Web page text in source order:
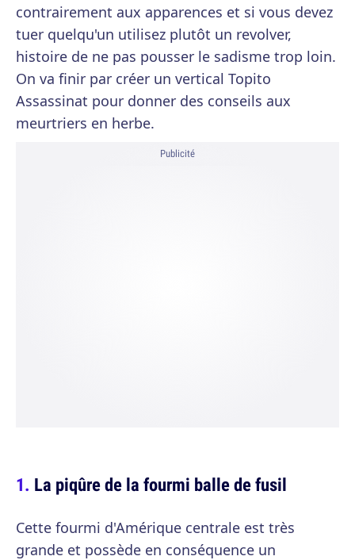
contrairement aux apparences et si vous devez
tuer quelqu'un utilisez plutôt un revolver,
histoire de ne pas pousser le sadisme trop loin.
On va finir par créer un vertical Topito
Assassinat pour donner des conseils aux
meurtriers en herbe.
Publicité
La piqûre de la fourmi balle de fusil
Cette fourmi d'Amérique centrale est très
grande et possède en conséquence un